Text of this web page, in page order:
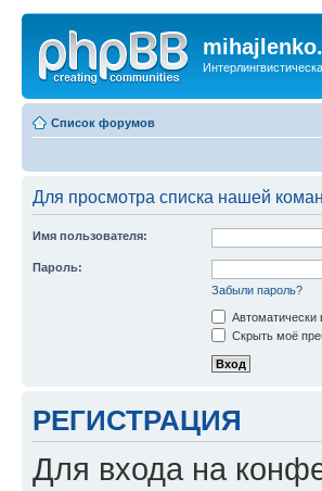
Список форумов
Для просмотра списка нашей
Имя пользователя:
Пароль:
Забыли пароль?
Автоматически
Скрыть моё
РЕГИСТРАЦИЯ
Для входа на